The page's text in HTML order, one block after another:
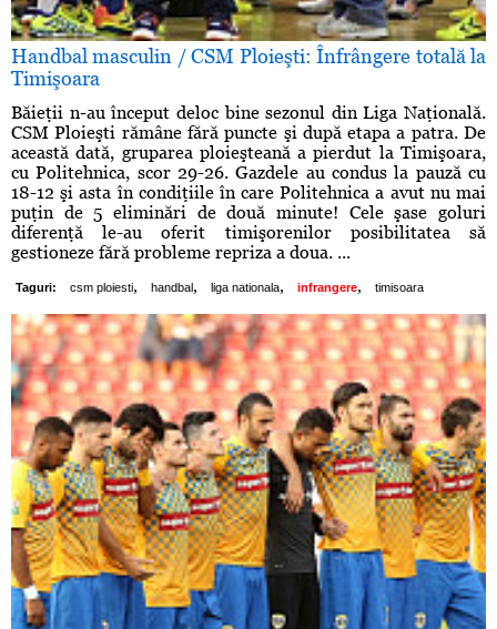
Handbal masculin / CSM Ploieşti: Înfrângere totală la
Timişoara
Băieţii n-au început deloc bine sezonul din Liga Naţională.
CSM Ploieşti rămâne fără puncte şi după etapa a patra. De
această dată, gruparea ploieşteană a pierdut la Timişoara,
cu Politehnica, scor 29-26. Gazdele au condus la pauză cu
18-12 şi asta în condiţiile în care Politehnica a avut nu mai
puţin de 5 eliminări de două minute! Cele şase goluri
diferenţă le-au oferit timişorenilor posibilitatea să
gestioneze fără probleme repriza a doua. ...
Taguri: csm ploiesti, handbal , liga nationala, infrangere, timisoara